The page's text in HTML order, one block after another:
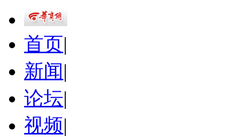
首页|
新闻|
论坛|
视频|